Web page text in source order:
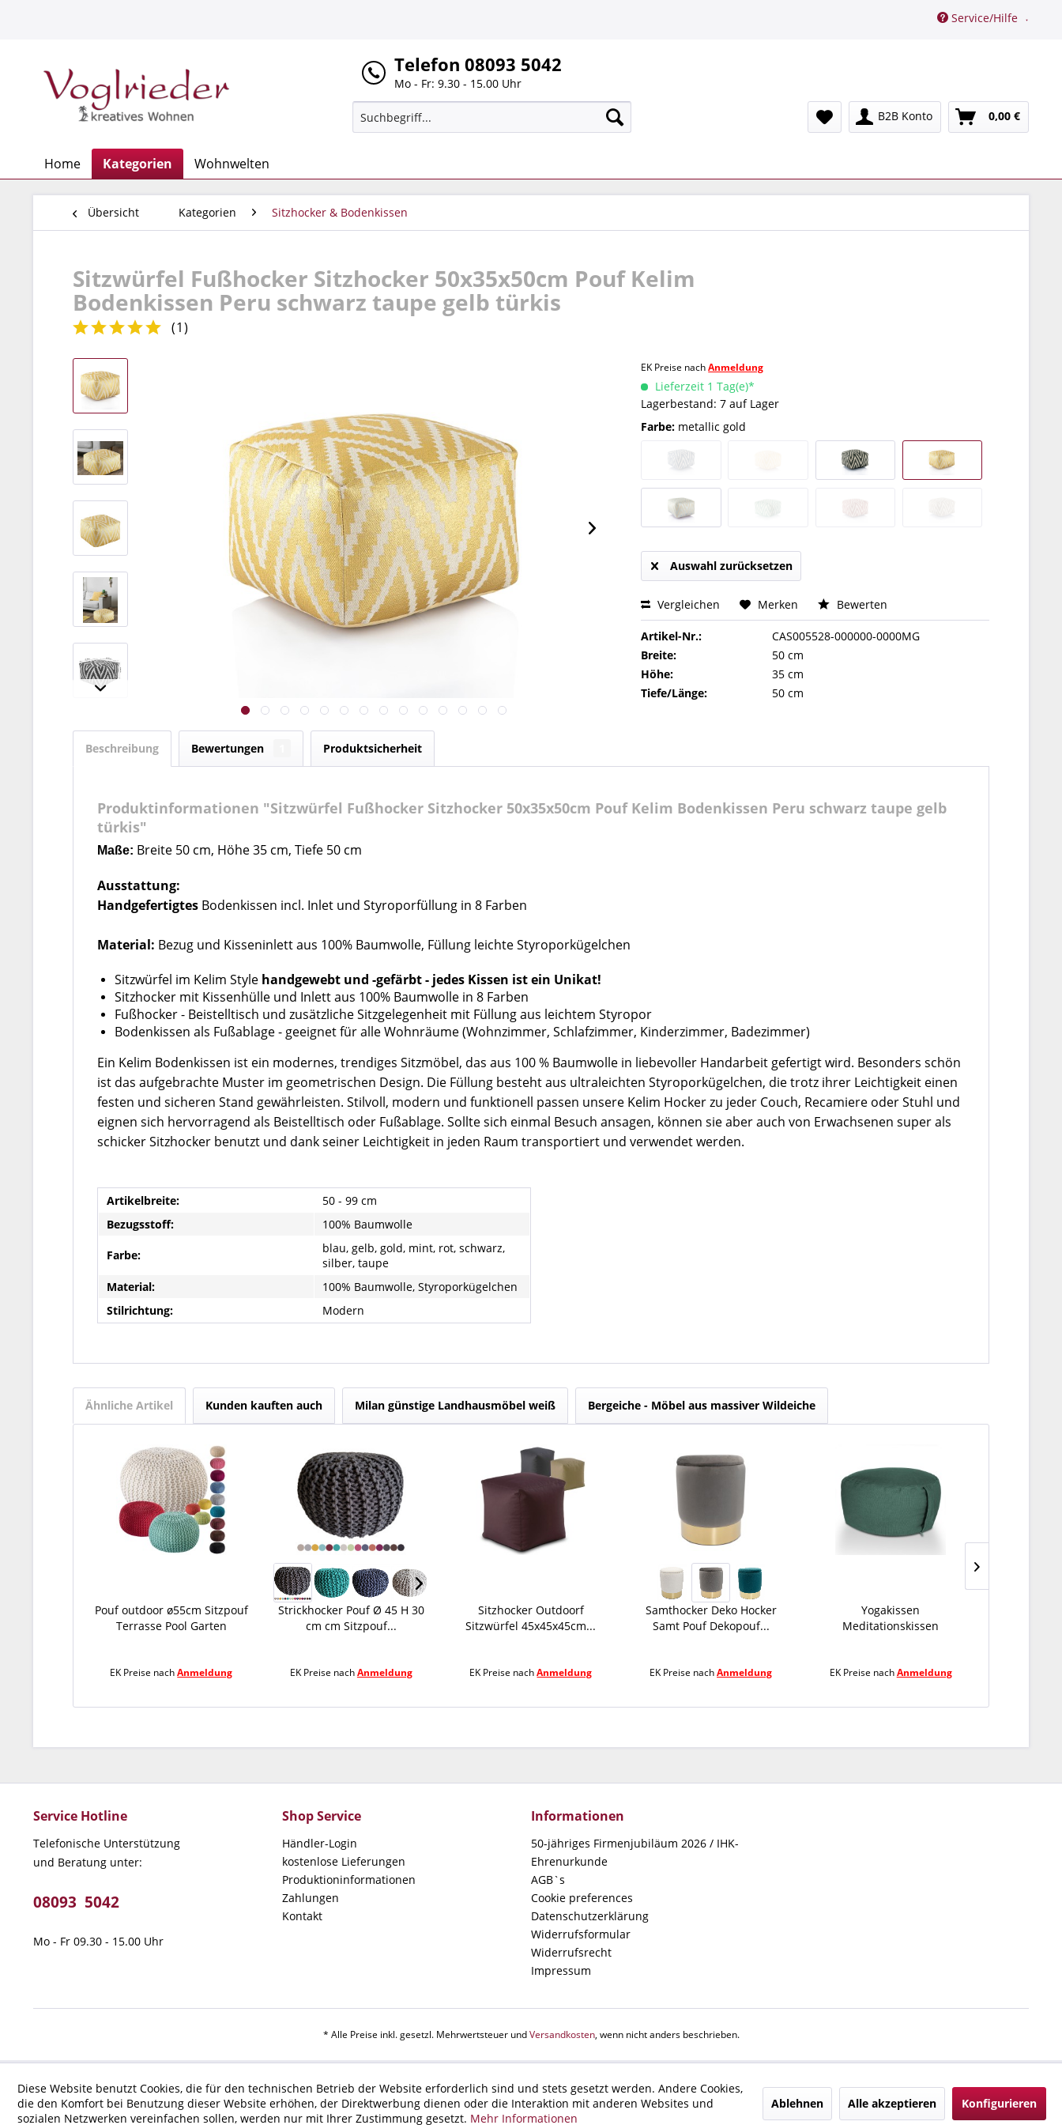
Service/Hilfe
Telefon 08093 5042
Mo - Fr: 9.30 - 15.00 Uhr
B2B Konto 0,00 €
Home Kategorien Wohnwelten
Übersicht Kategorien Sitzhocker & Bodenkissen
Sitzwürfel Fußhocker Sitzhocker 50x35x50cm Pouf Kelim
Bodenkissen Peru schwarz taupe gelb türkis
(1)
EK Preise nachAnmeldung
Lieferzeit 1 Tag(e)*
Lagerbestand: 7 auf Lager
Farbe: metallic gold
Auswahl zurücksetzen
Vergleichen Merken Bewerten
Artikel-Nr.:
CAS005528-000000-0000MG
Breite:
50 cm
Höhe:
35 cm
Tiefe/Länge:
50 cm
Beschreibung Bewertungen Produktsicherheit
Produktinformationen "Sitzwürfel Fußhocker Sitzhocker 50x35x50cm Pouf Kelim Bodenkissen Peru schwarz taupe gelb
türkis"
Maße: Breite 50 cm, Höhe 35 cm, Tiefe 50 cm
Ausstattung:
Handgefertigtes Bodenkissen incl. Inlet und Styroporfüllung in 8 Farben
Material: Bezug und Kisseninlett aus 100% Baumwolle, Füllung leichte Styroporkügelchen
Sitzwürfel im Kelim Style handgewebt und -gefärbt- jedes Kissen ist ein Unikat!
Sitzhocker mit Kissenhülle und Inlett aus 100% Baumwolle in 8 Farben
Fußhocker - Beistelltisch und zusätzliche Sitzgelegenheit mit Füllung aus leichtem Styropor
Bodenkissen als Fußablage - geeignet für alle Wohnräume (Wohnzimmer, Schlafzimmer, Kinderzimmer, Badezimmer)
Ein Kelim Bodenkissen ist ein modernes, trendiges Sitzmöbel, das aus 100 % Baumwolle in liebevoller Handarbeit gefertigt wird. Besonders schön
ist das aufgebrachte Muster im geometrischen Design. Die Füllung besteht aus ultraleichten Styroporkügelchen, die trotz ihrer Leichtigkeit einen
festen und sicheren Stand gewährleisten. Stilvoll, modern und funktionell passen unsere Kelim Hocker zu jeder Couch, Recamiere oder Stuhl und
eignen sich hervorragend als Beistelltisch oder Fußablage. Sollte sich einmal Besuch ansagen, können sie aber auch von Erwachsenen super als
schicker Sitzhocker benutzt und dank seiner Leichtigkeit in jeden Raum transportiert und verwendet werden.
Artikelbreite:
50 - 99 cm
Bezugsstoff:
100% Baumwolle
Farbe:
blau, gelb, gold, mint, rot, schwarz,
silber, taupe
Material:
100% Baumwolle, Styroporkügelchen
Stilrichtung:
Modern
Ähnliche Artikel Kunden kauften auch Milan günstige Landhausmöbel weiß Bergeiche - Möbel aus massiver Wildeiche
Pouf outdoor ø55cm Sitzpouf
Terrasse Pool Garten
EK Preise nachAnmeldung
Strickhocker Pouf Ø 45 H 30
cm cm Sitzpouf...
EK Preise nachAnmeldung
Sitzhocker Outdoorf
Sitzwürfel 45x45x45cm...
EK Preise nachAnmeldung
Samthocker Deko Hocker
Samt Pouf Dekopouf...
EK Preise nachAnmeldung
Yogakissen
Meditationskissen
EK Preise nachAnmeldung
Service Hotline
Telefonische Unterstützung
und Beratung unter:
08093 5042
Mo - Fr 09.30 - 15.00 Uhr
Shop Service
Händler-Login
kostenlose Lieferungen
Produktioninformationen
Zahlungen
Kontakt
Informationen
50-jähriges Firmenjubiläum 2026 / IHK-
Ehrenurkunde
AGB`s
Cookie preferences
Datenschutzerklärung
Widerrufsformular
Widerrufsrecht
Impressum
* Alle Preise inkl. gesetzl. Mehrwertsteuer undVersandkosten, wenn nicht anders beschrieben.
Diese Website benutzt Cookies, die für den technischen Betrieb der Website erforderlich sind und stets gesetzt werden. Andere Cookies,
die den Komfort bei Benutzung dieser Website erhöhen, der Direktwerbung dienen oder die Interaktion mit anderen Websites und
sozialen Netzwerken vereinfachen sollen, werden nur mit Ihrer Zustimmung gesetzt. Mehr Informationen
Ablehnen Alle akzeptieren Konfigurieren